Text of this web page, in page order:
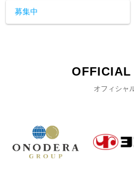
募集中
OFFICIAL
オフィシャ